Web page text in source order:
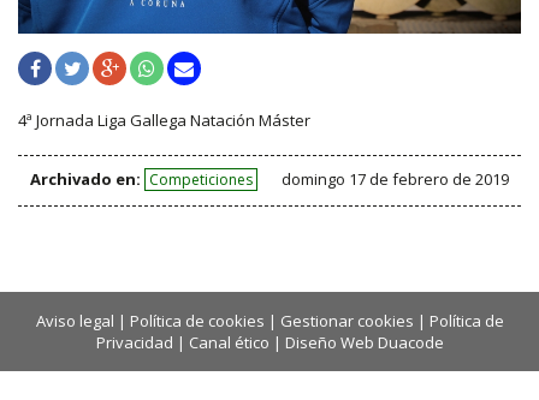
4ª Jornada Liga Gallega Natación Máster
Archivado en: Competiciones domingo 17 de febrero de 2019
Aviso legal | Política de cookies | Gestionar cookies | Política de
Privacidad | Canal ético | Diseño Web Duacode